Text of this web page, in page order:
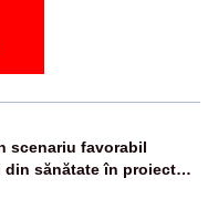
scenariu favorabil
din sănătate în proiectul